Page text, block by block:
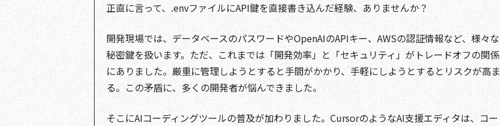
正直に言って、.envファイルにAPI鍵を直接書き込んだ経験、ありませんか？
開発現場では、データベースのパスワードやOpenAIのAPIキー、AWSの認証情報など、様々な
秘密鍵を扱います。ただ、これまでは「開発効率」と「セキュリティ」がトレードオフの関係
にありました。厳重に管理しようとすると手間がかかり、手軽にしようとするとリスクが高ま
る。この矛盾に、多くの開発者が悩んできました。
そこにAIコーディングツールの普及が加わりました。CursorのようなAI支援エディタは、コー